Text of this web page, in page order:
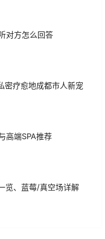
对方怎么回答
密疗愈地成都市人新宠
高端SPA推荐
览、蓝莓/真空场详解